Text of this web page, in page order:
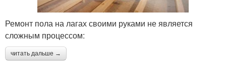
Ремонт пола на лагах своими руками не является
сложным процессом:
читать дальше →